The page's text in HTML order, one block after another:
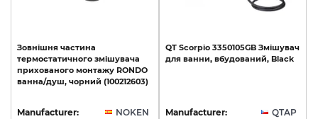
Зовнішня частина
термостатичного змішувача
прихованого монтажу RONDO
ванна/душ, чорний (100212603)
Manufacturer: NOKEN
QT Scorpio 3350105GB Змішувач
для ванни, вбудований, Black
Manufacturer: QTAP